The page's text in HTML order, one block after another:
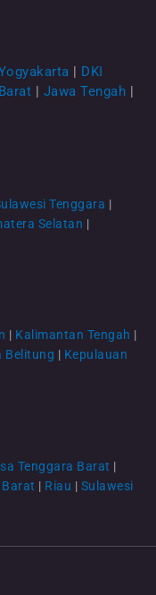
| DKI
| Jawa Tengah |
Tenggara |
Selatan |
| Kalimantan Tengah |
Belitung | Kepulauan
Tenggara Barat |
| Riau | Sulawesi